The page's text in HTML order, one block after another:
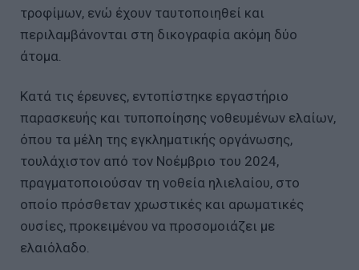
τροφίμων, ενώ έχουν ταυτοποιηθεί και
περιλαμβάνονται στη δικογραφία ακόμη δύο
άτομα.
Κατά τις έρευνες, εντοπίστηκε εργαστήριο
παρασκευής και τυποποίησης νοθευμένων ελαίων,
όπου τα μέλη της εγκληματικής οργάνωσης,
τουλάχιστον από τον Νοέμβριο του 2024,
πραγματοποιούσαν τη νοθεία ηλιελαίου, στο
οποίο πρόσθεταν χρωστικές και αρωματικές
ουσίες, προκειμένου να προσομοιάζει με
ελαιόλαδο.